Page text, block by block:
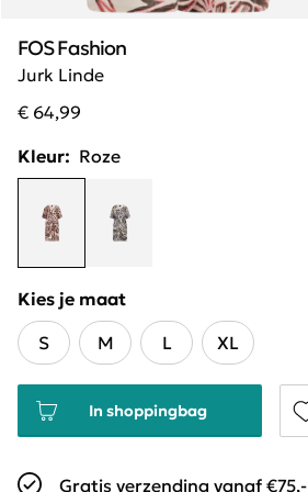
Jurk Linde
FOS Fashion
€ 64,99
Kleur: Roze
Kies je maat
S
M L XL
In shoppingbag
Gratis verzending vanaf €75,-